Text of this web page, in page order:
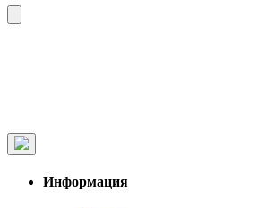
Информация